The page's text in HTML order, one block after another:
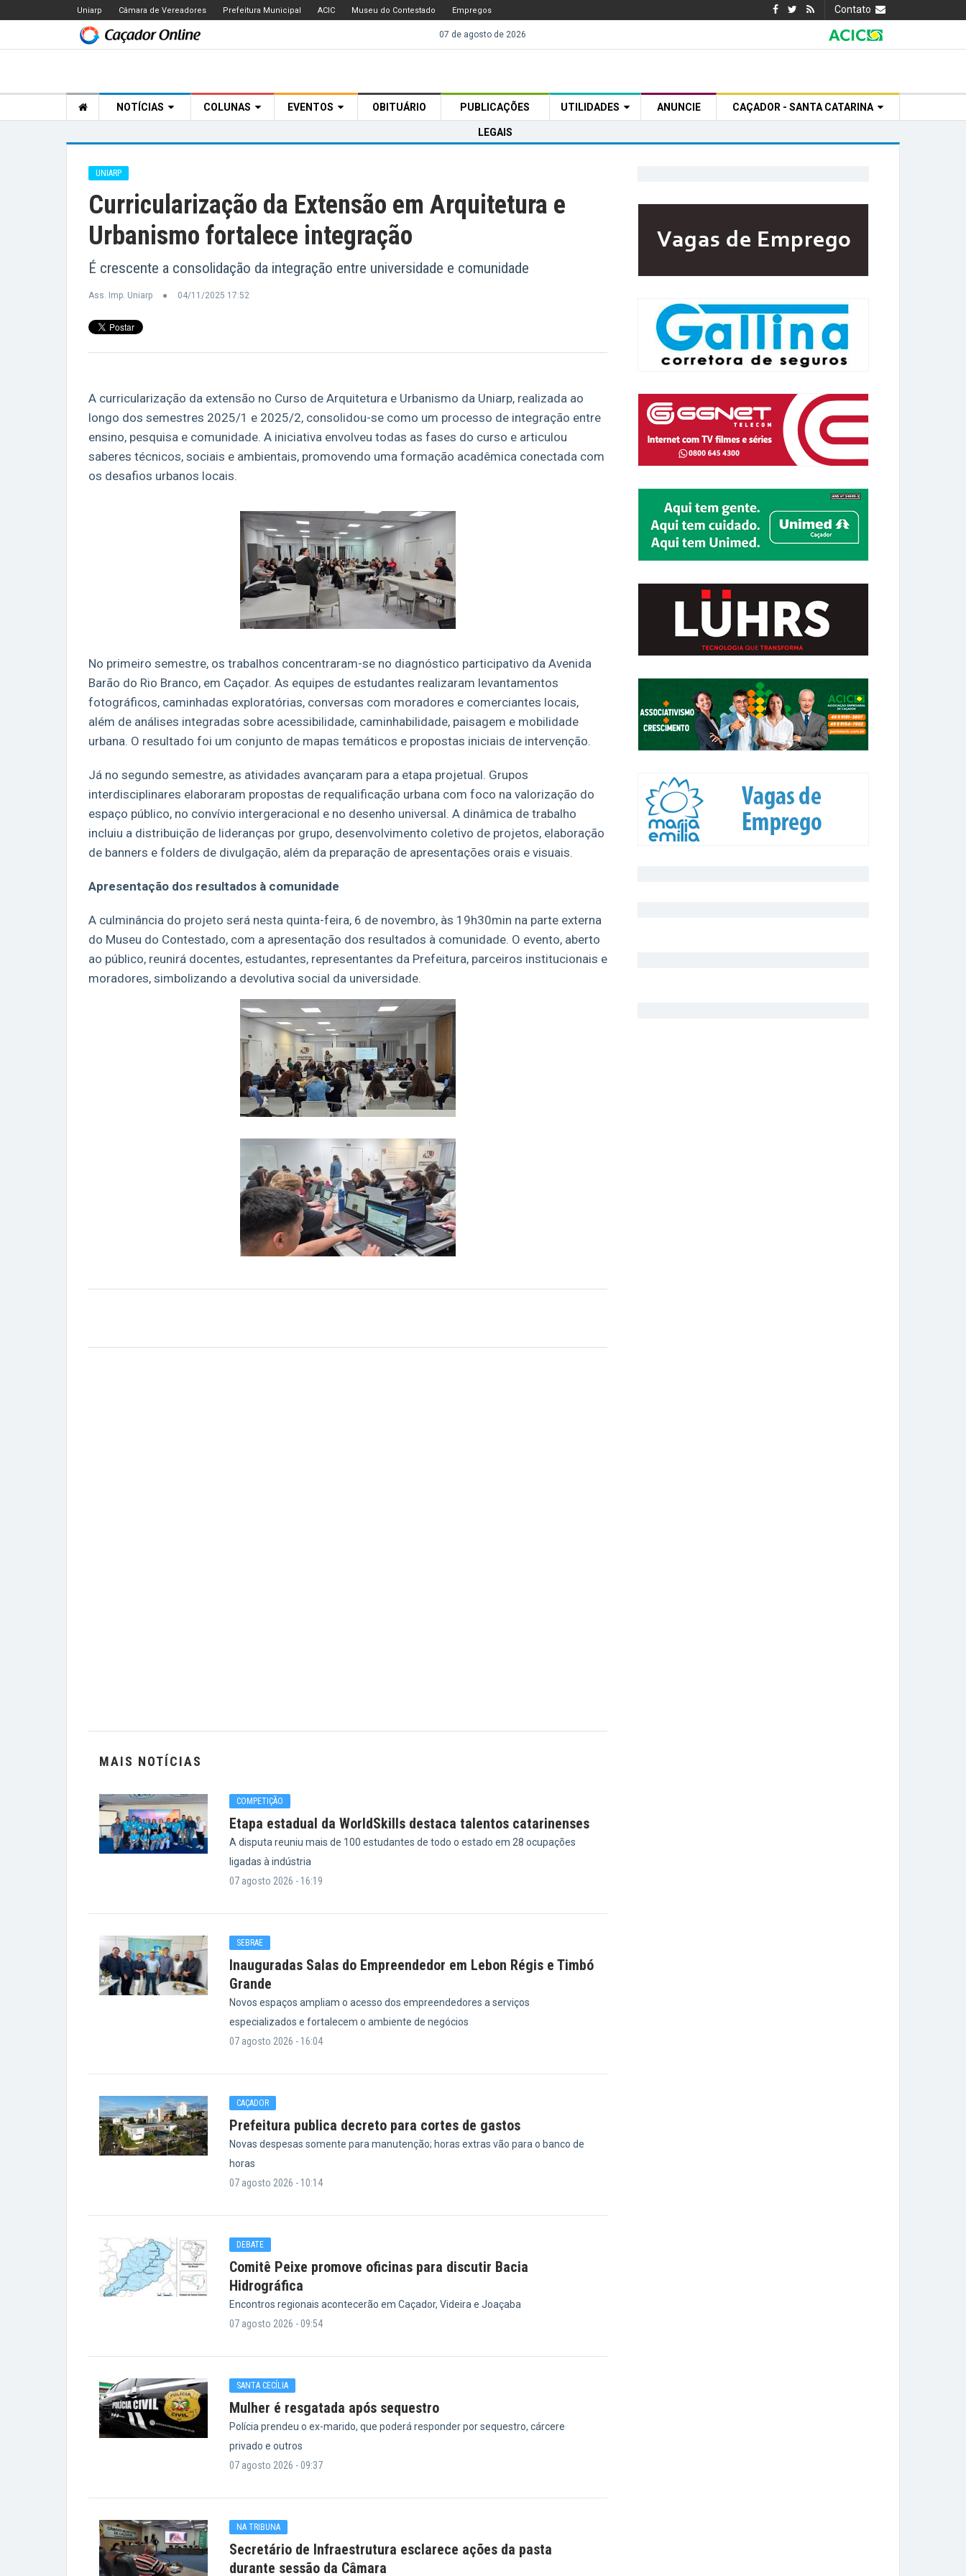
Uniarp Câmara de Vereadores Prefeitura Municipal ACIC Museu do Contestado Empregos Contato
07 de agosto de 2026
NOTÍCIAS COLUNAS EVENTOS OBITUÁRIO PUBLICAÇÕES
LEGAIS
UTILIDADES ANUNCIE CAÇADOR - SANTA CATARINA
UNIARP
Curricularização da Extensão em Arquitetura e
Urbanismo fortalece integração
É crescente a consolidação da integração entre universidade e comunidade
Ass. Imp. Uniarp 04/11/2025 17:52
A curricularização da extensão no Curso de Arquitetura e Urbanismo da Uniarp, realizada ao
longo dos semestres 2025/1 e 2025/2, consolidou-se como um processo de integração entre
ensino, pesquisa e comunidade. A iniciativa envolveu todas as fases do curso e articulou
saberes técnicos, sociais e ambientais, promovendo uma formação acadêmica conectada com
os desafios urbanos locais.
No primeiro semestre, os trabalhos concentraram-se no diagnóstico participativo da Avenida
Barão do Rio Branco, em Caçador. As equipes de estudantes realizaram levantamentos
fotográficos, caminhadas exploratórias, conversas com moradores e comerciantes locais,
além de análises integradas sobre acessibilidade, caminhabilidade, paisagem e mobilidade
urbana. O resultado foi um conjunto de mapas temáticos e propostas iniciais de intervenção.
Já no segundo semestre, as atividades avançaram para a etapa projetual. Grupos
interdisciplinares elaboraram propostas de requalificação urbana com foco na valorização do
espaço público, no convívio intergeracional e no desenho universal. A dinâmica de trabalho
incluiu a distribuição de lideranças por grupo, desenvolvimento coletivo de projetos, elaboração
de banners e folders de divulgação, além da preparação de apresentações orais e visuais.
Apresentação dos resultados à comunidade
A culminância do projeto será nesta quinta-feira, 6 de novembro, às 19h30min na parte externa
do Museu do Contestado, com a apresentação dos resultados à comunidade. O evento, aberto
ao público, reunirá docentes, estudantes, representantes da Prefeitura, parceiros institucionais e
moradores, simbolizando a devolutiva social da universidade.
MAIS NOTÍCIAS
COMPETIÇÃO
Etapa estadual da WorldSkills destaca talentos catarinenses
A disputa reuniu mais de 100 estudantes de todo o estado em 28 ocupações
ligadas à indústria
07 agosto 2026 - 16:19
SEBRAE
Inauguradas Salas do Empreendedor em Lebon Régis e Timbó
Grande
Novos espaços ampliam o acesso dos empreendedores a serviços
especializados e fortalecem o ambiente de negócios
07 agosto 2026 - 16:04
CAÇADOR
Prefeitura publica decreto para cortes de gastos
Novas despesas somente para manutenção; horas extras vão para o banco de
horas
07 agosto 2026 - 10:14
DEBATE
Comitê Peixe promove oficinas para discutir Bacia
Hidrográfica
Encontros regionais acontecerão em Caçador, Videira e Joaçaba
07 agosto 2026 - 09:54
SANTA CECÍLIA
Mulher é resgatada após sequestro
Polícia prendeu o ex-marido, que poderá responder por sequestro, cárcere
privado e outros
07 agosto 2026 - 09:37
NA TRIBUNA
Secretário de Infraestrutura esclarece ações da pasta
durante sessão da Câmara